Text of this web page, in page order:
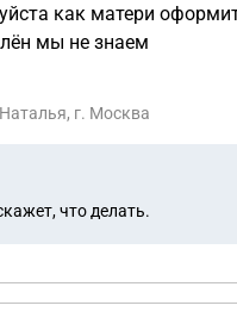
как матери
мы не знаем
г. Москва
что делать.